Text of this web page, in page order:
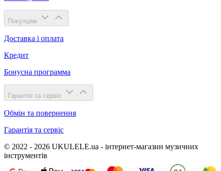
Покупцям
Доставка і оплата
Кредит
Бонусна программа
Гарантія та сервіс
Обмін та повернення
Гарантія та сервіс
© 2022 - 2026 UKULELE.ua - інтернет-магазин музичних
інструментів